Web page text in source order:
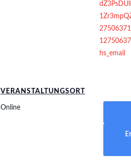
hs_email
VERANSTALTUNGSORT
Online